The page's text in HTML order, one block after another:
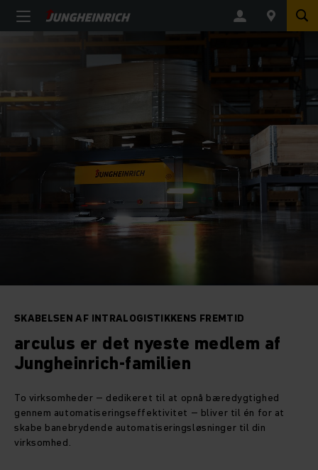
SKABELSEN AF INTRALOGISTIKKENS FREMTID
arculus er det nyeste medlem af
Jungheinrich-familien
To virksomheder – dedikeret til at opnå bæredygtighed
gennem automatiseringseffektivitet – bliver til én for at
skabe banebrydende automatiseringsløsninger til din
virksomhed.